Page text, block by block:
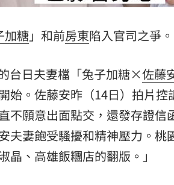
漸成形 12:00
登場！ 10:30
球熱潮 10:00
18:15
加糖」和前房東陷入官司之爭
台日夫妻檔「兔子加糖×佐藤
始。佐藤安昨（14日）拍片控
不願意出面點交，還發存證信
夫妻飽受騷擾和精神壓力。桃
、高雄飯糰店的翻版。」